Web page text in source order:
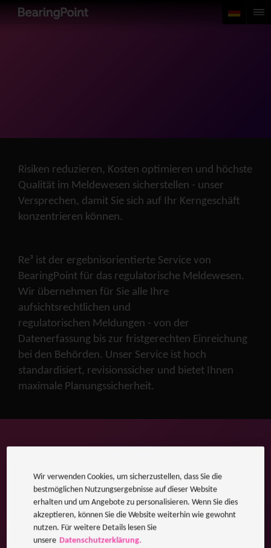
Risiken reduzieren, Kosten optimieren und höchste
Qualität im Meldewesen sicherstellen - unser
Versprechen, damit Sie sich auf Ihr Kerngeschäft
konzentrieren können.
Re³ ist der ergebnisorientierte Service von
BearingPoint für das regulatorische Meldewesen.
Wir übernehmen für Sie alle Ihre
aufsichtsrechtlichen und
regulatorischen Meldungen - von der
Datenerfassung bis zur fristgerechten Einreichung
bei den Behörden. Unser Service ist hoch
standardisiert, revisionssicher und bietet Ihnen
maximale Planungssicherheit.
Wir verwenden Cookies, um sicherzustellen, dass Sie die
bestmöglichen Nutzungsergebnisse auf dieser Website
erhalten und um Angebote zu personalisieren. Wenn Sie dies
akzeptieren, können Sie die Website weiterhin wie gewohnt
nutzen. Für weitere Details lesen Sie
unsere Datenschutzerklärung.